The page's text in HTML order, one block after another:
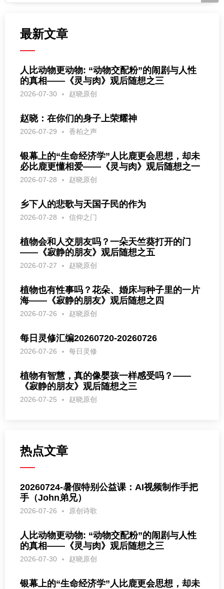
最新文章
人比动物更动物: “动物交配粉”的闹剧与人性
的真相——《灵与肉》观后随想之三
2026-07-30 赵晓原创
赵晓：在你们的身子上荣耀神
2026-07-29 香柏之声
银幕上的“生命经济学”人比鹿更会思想，却未
必比鹿更懂相爱——《灵与肉》观后随想之一
2026-07-28 赵晓原创
乡下人的悲歌与天国子民的作为
2026-07-28 信仰之门
植物会和人交朋友吗？一朵天竺葵打开的门
——《寂静的朋友》观后随想之五
2026-07-27 赵晓原创
植物也有性事吗？花朵、婚床与种子里的一片
海——《寂静的朋友》观后随想之四
2026-07-26 赵晓原创
每日灵修汇编20260720-20260726
2026-07-26 每日灵修
植物有智慧，真的像婴孩一样感受吗？——
《寂静的朋友》观后随想之三
2026-07-25 赵晓原创
热点文章
20260724-暑假特别公益课：AI视频制作手把
手（John弟兄）
2026-07-26 原创诗歌
人比动物更动物: “动物交配粉”的闹剧与人性
的真相——《灵与肉》观后随想之三
2026-07-30 赵晓原创
银幕上的“生命经济学”人比鹿更会思想，却未